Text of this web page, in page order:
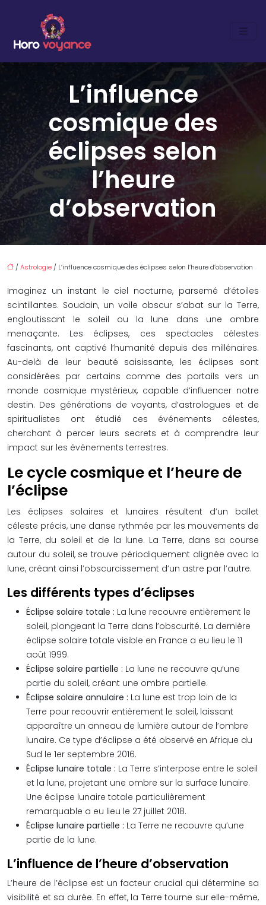
L’influence
cosmique des
éclipses selon
l’heure
d’observation
/Astrologie / L’influence cosmique des éclipses selon l’heure d’observation
Imaginez un instant le ciel nocturne, parsemé d’étoiles
scintillantes. Soudain, un voile obscur s’abat sur la Terre,
engloutissant le soleil ou la lune dans une ombre
menaçante. Les éclipses, ces spectacles célestes
fascinants, ont captivé l’humanité depuis des millénaires.
Au-delà de leur beauté saisissante, les éclipses sont
considérées par certains comme des portails vers un
monde cosmique mystérieux, capable d’influencer notre
destin. Des générations de voyants, d’astrologues et de
spiritualistes ont étudié ces événements célestes,
cherchant à percer leurs secrets et à comprendre leur
impact sur les événements terrestres.
Le cycle cosmique et l’heure de
l’éclipse
Les éclipses solaires et lunaires résultent d’un ballet
céleste précis, une danse rythmée par les mouvements de
la Terre, du soleil et de la lune. La Terre, dans sa course
autour du soleil, se trouve périodiquement alignée avec la
lune, créant ainsi l’obscurcissement d’un astre par l’autre.
Les différents types d’éclipses
Éclipse solaire totale : La lune recouvre entièrement le
soleil, plongeant la Terre dans l’obscurité. La dernière
éclipse solaire totale visible en France a eu lieu le 11
août 1999.
Éclipse solaire partielle : La lune ne recouvre qu’une
partie du soleil, créant une ombre partielle.
Éclipse solaire annulaire : La lune est trop loin de la
Terre pour recouvrir entièrement le soleil, laissant
apparaître un anneau de lumière autour de l’ombre
lunaire. Ce type d’éclipse a été observé en Afrique du
Sud le 1er septembre 2016.
Éclipse lunaire totale : La Terre s’interpose entre le soleil
et la lune, projetant une ombre sur la surface lunaire.
Une éclipse lunaire totale particulièrement
remarquable a eu lieu le 27 juillet 2018.
Éclipse lunaire partielle : La Terre ne recouvre qu’une
partie de la lune.
L’influence de l’heure d’observation
L’heure de l’éclipse est un facteur crucial qui détermine sa
visibilité et sa durée. En effet, la Terre tourne sur elle-même,